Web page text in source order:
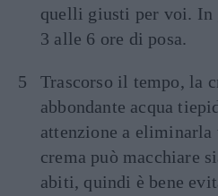
quelli giusti per voi. In
3 alle 6 ore di posa.
Trascorso il tempo, la
abbondante acqua
attenzione a
crema può macchiare
abiti, quindi è bene